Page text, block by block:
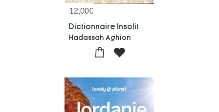
12,00€
Hadassah Aghion